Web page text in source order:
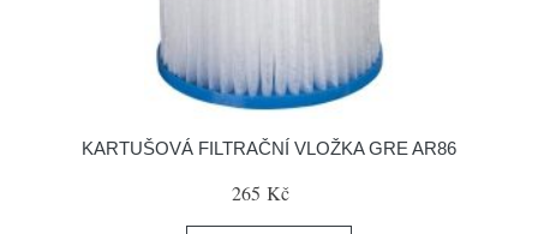
KARTUŠOVÁ FILTRAČNÍ VLOŽKA GRE AR86
265 Kč